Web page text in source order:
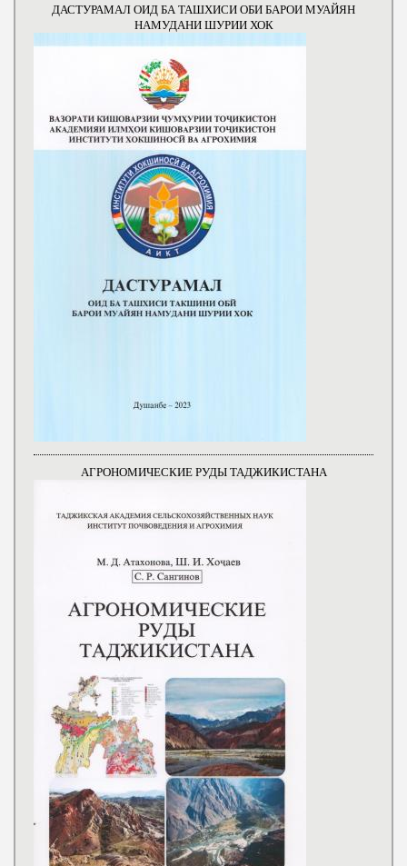
ДАСТУРАМАЛ ОИД БА ТАШХИСИ ОБИ БАРОИ МУАЙЯН
НАМУДАНИ ШУРИИ ХОК
АГРОНОМИЧЕСКИЕ РУДЫ ТАДЖИКИСТАНА